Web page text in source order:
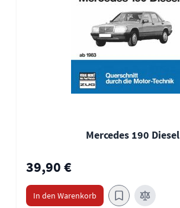
Mercedes 190 Diesel
39,90 €
In den Warenkorb